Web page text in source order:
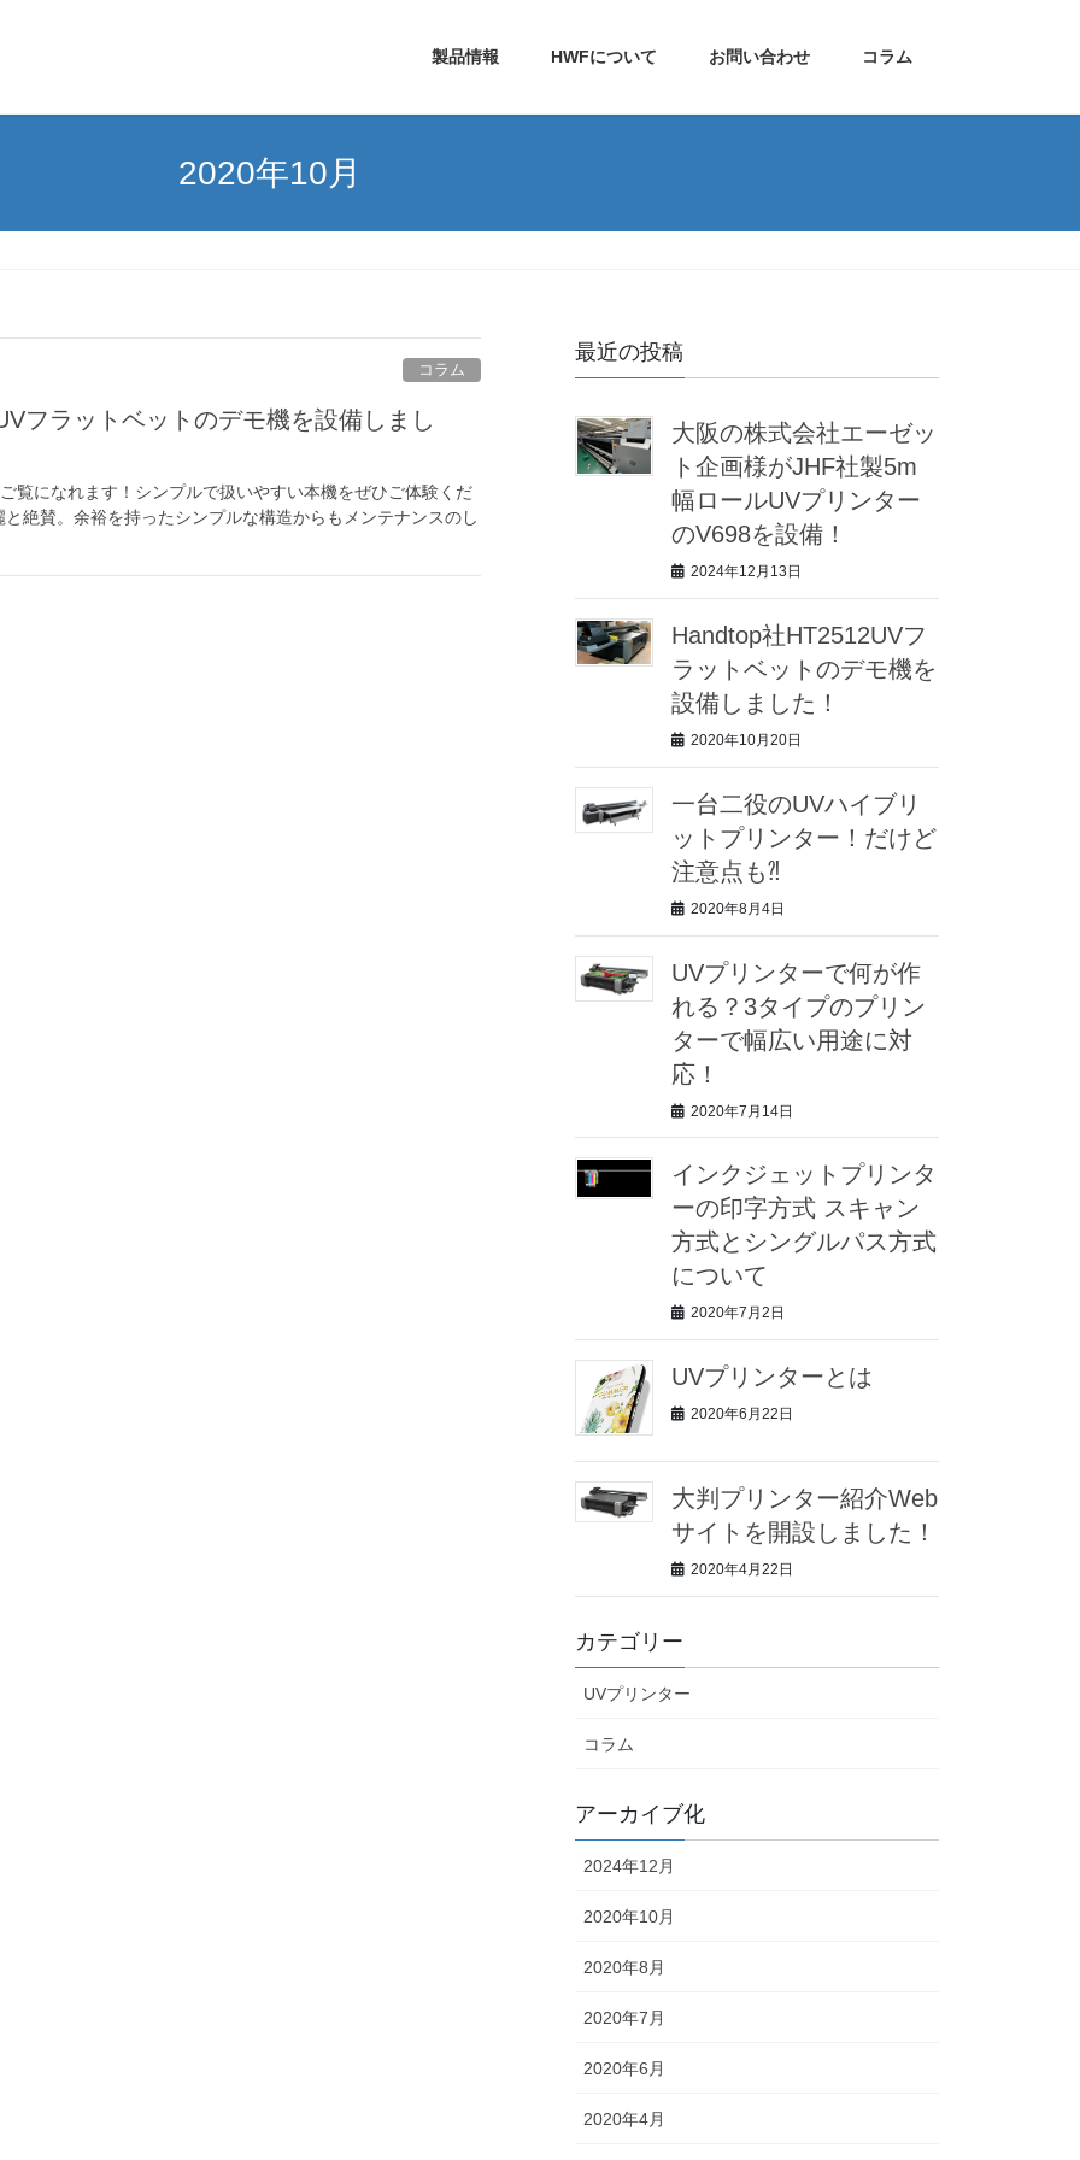
製品情報 HWFについて お問い合わせ コラム
2020年10月
コラム
フラットベットのデモ機を設備しまし
覧になれます！シンプルで扱いやすい本機をぜひご体験くだ
絶賛。余裕を持ったシンプルな構造からもメンテナンスのし
最近の投稿
大阪の株式会社エーゼッ
ト企画様がJHF社製5m
幅ロールUVプリンター
のV698を設備！
2024年12月13日
Handtop社HT2512UVフ
ラットベットのデモ機を
設備しました！
2020年10月20日
一台二役のUVハイブリ
ットプリンター！だけど
注意点も⁈
2020年8月4日
UVプリンターで何が作
れる？3タイプのプリン
ターで幅広い用途に対
応！
2020年7月14日
インクジェットプリンタ
ーの印字方式 スキャン
方式とシングルパス方式
について
2020年7月2日
UVプリンターとは
2020年6月22日
大判プリンター紹介Web
サイトを開設しました！
2020年4月22日
カテゴリー
UVプリンター
コラム
アーカイブ化
2024年12月
2020年10月
2020年8月
2020年7月
2020年6月
2020年4月